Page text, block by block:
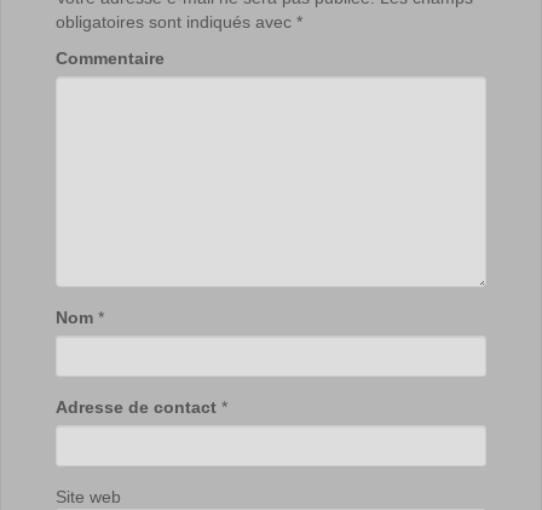
obligatoires sont indiqués avec *
Commentaire
Nom *
Adresse de contact *
Site web